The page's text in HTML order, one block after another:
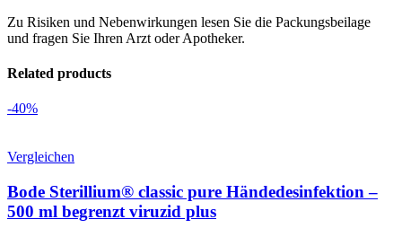
Zu Risiken und Nebenwirkungen lesen Sie die Packungsbeilage
und fragen Sie Ihren Arzt oder Apotheker.
Related products
-40%
Vergleichen
Bode Sterillium® classic pure Händedesinfektion –
500 ml begrenzt viruzid plus